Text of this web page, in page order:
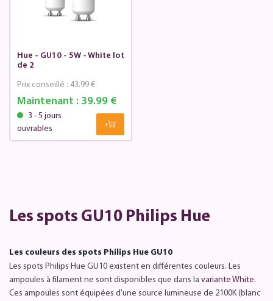
Hue - GU10 - 5W - White lot
de 2
Maintenant :39.99 €
Prix conseillé : 43.99 €
3 - 5 jours
ouvrables
Les spots GU10 Philips Hue
Les couleurs des spots Philips Hue GU10
Les spots Philips Hue GU10 existent en différentes couleurs. Les
ampoules à filament ne sont disponibles que dans la variante White.
Ces ampoules sont équipées d'une source lumineuse de 2100K (blanc